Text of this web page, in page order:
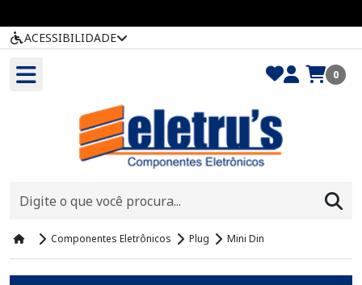
ACESSIBILIDADE
0
Componentes Eletrônicos Plug Mini Din